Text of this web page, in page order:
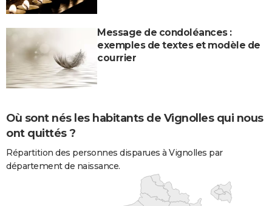
Message de condoléances :
exemples de textes et modèle de
courrier
Où sont nés les habitants de Vignolles qui nous
ont quittés ?
Répartition des personnes disparues à Vignolles par
département de naissance.